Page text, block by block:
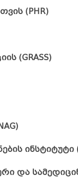
(PHR)
(GRASS)
ინსტიტუტი
და